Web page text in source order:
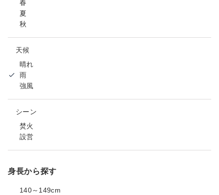
春
夏
秋
天候
晴れ
雨
強風
シーン
焚火
設営
身長から探す
140～149cm